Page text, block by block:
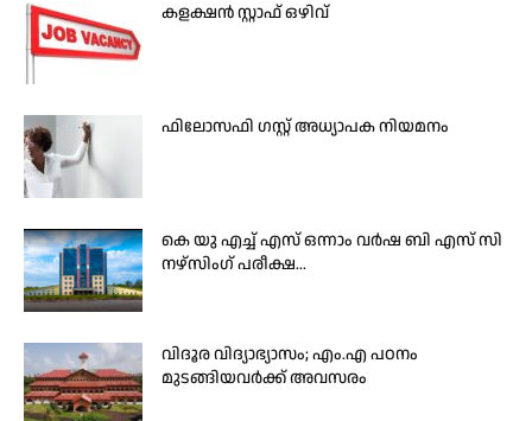
കളക്ഷൻ സ്റ്റാഫ് ഒഴിവ്
ഫിലോസഫി ഗസ്റ്റ് അധ്യാപക നിയമനം
കെ യു എച്ച് എസ് ഒന്നാം വർഷ ബി എസ് സി
നഴ്സിംഗ് പരീക്ഷ...
വിദൂര വിദ്യാഭ്യാസം; എം.എ പഠനം
മുടങ്ങിയവർക്ക് അവസരം